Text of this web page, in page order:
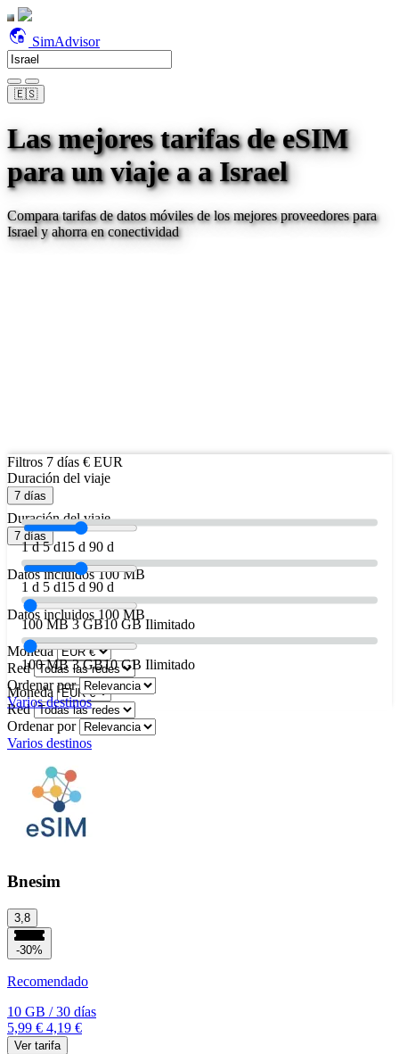
SimAdvisor
🇪🇸
Las mejores tarifas de eSIM
para un viaje aa Israel
Compara tarifas de datos móviles de los mejores proveedores para
Israely ahorra en conectividad
Filtros 7 días € EUR
Duración del viaje
7 días
1 d 5 d15 d 90 d
Datos incluidos 100 MB
100 MB 3 GB10 GB Ilimitado
Moneda
Red
Ordenar por
Varios destinos
Duración del viaje
7 días
1 d 5 d15 d 90 d
Datos incluidos 100 MB
100 MB 3 GB10 GB Ilimitado
Moneda
Red
Ordenar por
Varios destinos
Bnesim
3,8
-30%
Recomendado
10 GB /30 días
5,99 € 4,19 €
Ver tarifa